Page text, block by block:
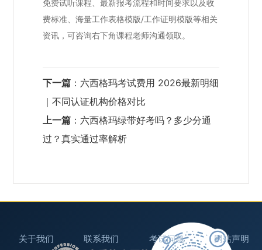
免费试听课程、最新报考流程和时间要求以及收
费标准、海量工作表格模版/工作证明模版等相关
资讯，可咨询右下角课程老师沟通领取。
下一篇 ： 六西格玛考试费用 2026最新明细
｜不同认证机构价格对比
上一篇 ： 六西格玛绿带好考吗？多少分通
过？真实通过率解析
关于我们 联系我们 考试问题 网站声明